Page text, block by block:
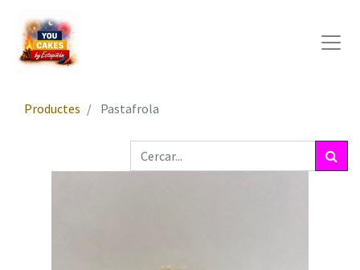
Productes Pastafrola